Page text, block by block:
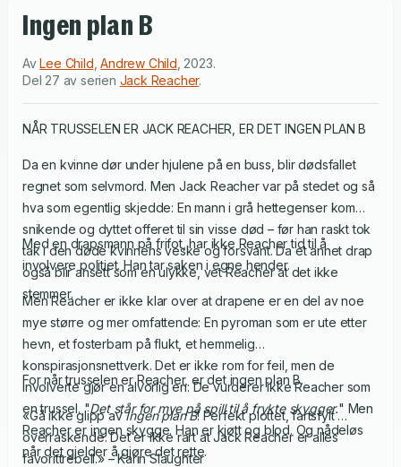
Ingen plan B
AvLee Child ,Andrew Child 2023.
Del 27 av serien Jack Reacher.
NÅR TRUSSELEN ER JACK REACHER, ER DET INGEN PLAN B
Da en kvinne dør under hjulene på en buss, blir dødsfallet
regnet som selvmord. Men Jack Reacher var på stedet og så
hva som egentlig skjedde: En mann i grå hettegenser kom
snikende og dyttet offeret til sin visse død – før han raskt tok
tak i den døde kvinnens veske og forsvant. Da et annet drap
også blir ansett som en ulykke, vet Reacher at det ikke
stemmer.
Med en drapsmann på frifot, har ikke Reacher tid til å
involvere politiet. Han tar saken i egne hender.
Men Reacher er ikke klar over at drapene er en del av noe
mye større og mer omfattende: En pyroman som er ute etter
hevn, et fosterbarn på flukt, et hemmelig
konspirasjonsnettverk. Det er ikke rom for feil, men de
involverte gjør en alvorlig en: De vurderer ikke Reacher som
en trussel. "Det står for mye på spill til å frykte skygger." Men
Reacher er ingen skygge. Han er kjøtt og blod. Og nådeløs
når det gjelder å gjøre det rette.
For når trusselen er Reacher, er det ingen plan B.
«Gå ikke glipp avIngen plan B! Perfekt plottet, fartsfylt …
overraskende. Det er ikke rart at Jack Reacher er alles
favorittrebell.» – Karin Slaughter